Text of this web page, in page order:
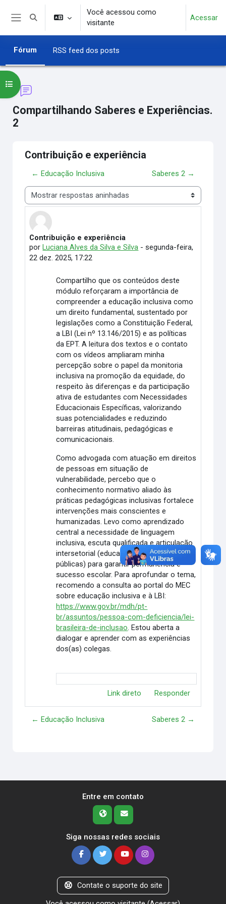
Ir para o conteúdo principal
Alternar entrada de pesquisa
Você acessou como
visitante
Acessar
Fórum RSS feed dos posts
Compartilhando Saberes e Experiências.
2
Abrir índice do curso
Contribuição e experiência
← Educação Inclusiva Saberes 2 →
Modo de visualização
Contribuição e experiência
por Luciana Alves da Silva e Silva -segunda-feira,
22 dez. 2025, 17:22
Número de respostas: 0
Compartilho que os conteúdos deste
módulo reforçaram a importância de
compreender a educação inclusiva como
um direito fundamental, sustentado por
legislações como a Constituição Federal,
a LBI (Lei nº 13.146/2015) e as políticas
da EPT. A leitura dos textos e o contato
com os vídeos ampliaram minha
percepção sobre o papel da monitoria
inclusiva na promoção da equidade, do
respeito às diferenças e da participação
ativa de estudantes com Necessidades
Educacionais Específicas, valorizando
suas potencialidades e reduzindo
barreiras atitudinais, pedagógicas e
comunicacionais.
Como advogada com atuação em direitos
de pessoas em situação de
vulnerabilidade, percebo que o
conhecimento normativo aliado às
práticas pedagógicas inclusivas fortalece
intervenções mais conscientes e
humanizadas. Levo como aprendizado
central a necessidade de linguagem
inclusiva, escuta qualificada e articulação
intersetorial (educação, família e políticas
públicas) para garantir permanência e
sucesso escolar. Para aprofundar o tema,
recomendo a consulta ao portal do MEC
sobre educação inclusiva e à LBI:
https://www.gov.br/mdh/pt-
br/assuntos/pessoa-com-deficiencia/lei-
brasileira-de-inclusao. Estou aberta a
dialogar e aprender com as experiências
dos(as) colegas.
Link direto Responder
← Educação Inclusiva Saberes 2 →
Entre em contato
Siga nossas redes sociais
Contate o suporte do site